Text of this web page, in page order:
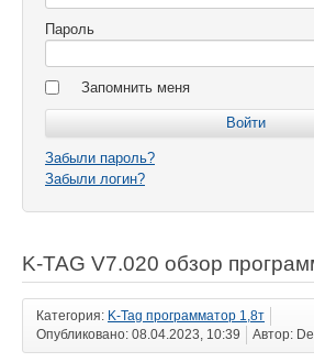
Пароль
Запомнить меня
Забыли пароль?
Забыли логин?
K-TAG V7.020 обзор
Категория: K-Tag программатор 1,8т
Опубликовано: 08.04.2023, 10:39
Автор: